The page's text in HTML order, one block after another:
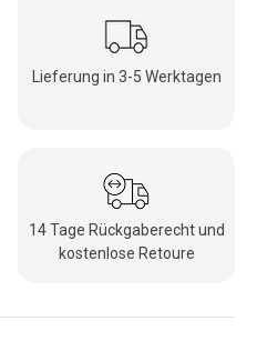
Lieferung in 3-5 Werktagen
14 Tage Rückgaberecht und
kostenlose Retoure